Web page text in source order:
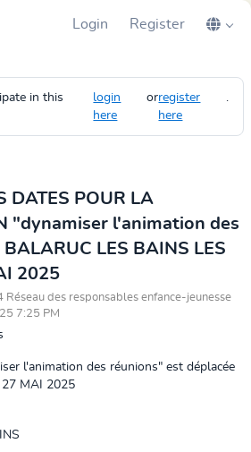
Login Register
in this
login
here
orregister
here
.
DATES POUR LA
"dynamiser l'animation des
LES BAINS LES
2025
Réseau des responsables enfance-jeunesse
7:25 PM
l'animation des réunions" est déplacée
27 MAI 2025